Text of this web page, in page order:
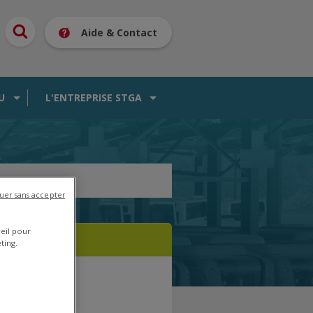
Aide & Contact
L'ENTREPRISE STGA
pour
sans accepter